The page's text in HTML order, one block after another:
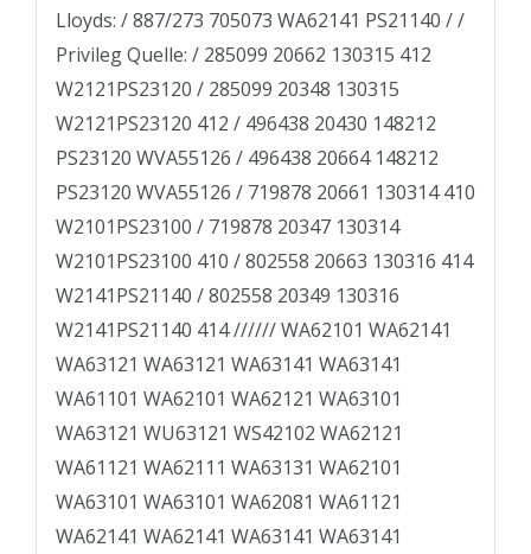
Lloyds: / 887/273 705073 WA62141 PS21140 / /
Privileg Quelle: / 285099 20662 130315 412
W2121PS23120 / 285099 20348 130315
W2121PS23120 412 / 496438 20430 148212
PS23120 WVA55126 / 496438 20664 148212
PS23120 WVA55126 / 719878 20661 130314 410
W2101PS23100 / 719878 20347 130314
W2101PS23100 410 / 802558 20663 130316 414
W2141PS21140 / 802558 20349 130316
W2141PS21140 414 ////// WA62101 WA62141
WA63121 WA63121 WA63141 WA63141
WA61101 WA62101 WA62121 WA63101
WA63121 WU63121 WS42102 WA62121
WA61121 WA62111 WA63131 WA62101
WA63101 WA63101 WA62081 WA61121
WA62141 WA62141 WA63141 WA63141